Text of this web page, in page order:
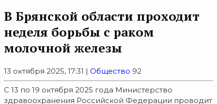
В Брянской области проходит
неделя борьбы с раком
молочной железы
13 октября 2025, 17:31 | Общество 92
С 13 по 19 октября 2025 года Министерство
здравоохранения Российской Федерации проводит